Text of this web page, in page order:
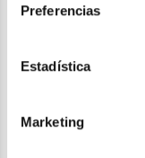
Preferencias
Estadística
Marketing
RAY-BAN RX 7074
2 colores